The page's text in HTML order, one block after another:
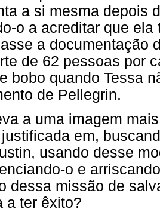
a si mesma depois
o a acreditar que
a documentação
de 62 pessoas por
bobo quando Tessa
de Pellegrin.
a uma imagem
em,
usando desse
o e
dessa missão de
a ter êxito?